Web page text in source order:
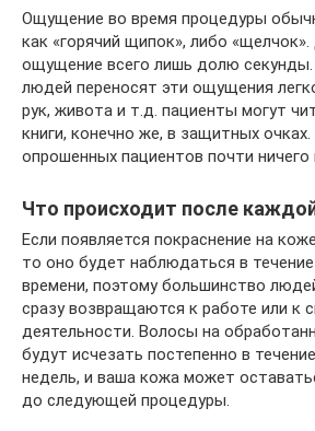
Ощущение во время процедуры
как «горячий щипок», либо
ощущение всего лишь долю
людей переносят эти ощущения
рук, живота и т.д. пациенты могут
книги, конечно же, в защитных
опрошенных пациентов почти
Что происходит после
Если появляется покраснение на
то оно будет наблюдаться в
времени, поэтому большинство
сразу возвращаются к работе или к
деятельности. Волосы на
будут исчезать постепенно в
недель, и ваша кожа может
до следующей процедуры.